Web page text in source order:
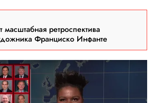
ретроспектива
Франциско Инфанте